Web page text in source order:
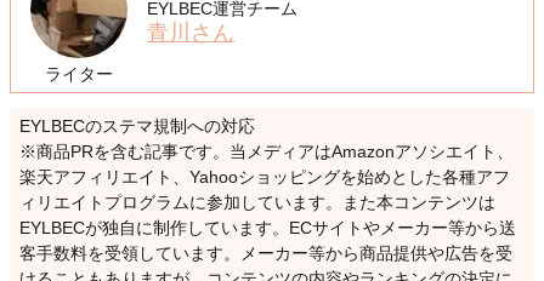
ライター
EYLBEC運営チーム
青川さん
EYLBECのステマ規制への対応
※商品PRを含む記事です。当メディアはAmazonアソシエイト、
楽天アフィリエイト、Yahooショッピングを始めとした各種アフ
ィリエイトプログラムに参加しています。また本コンテンツは
EYLBECが独自に制作しています。ECサイトやメーカー等から送
客手数料を受領しています。メーカー等から商品提供や広告を受